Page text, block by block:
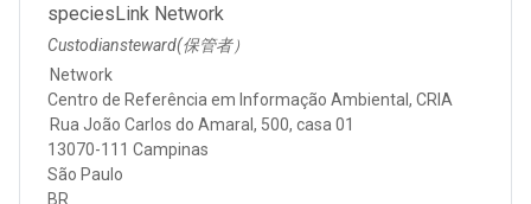
speciesLink Network
Custodiansteward(保管者）
Network
Centro de Referência em Informação Ambiental, CRIA
Rua João Carlos do Amaral, 500, casa 01
13070-111 Campinas
São Paulo
BR